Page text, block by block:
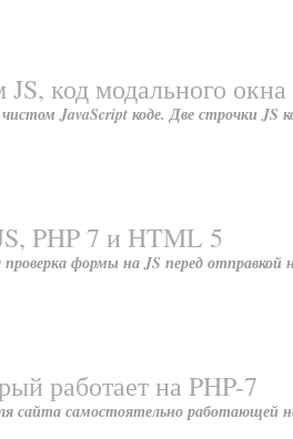
код модального окна
JavaScript коде. Две строчки JS
PHP 7 и HTML 5
формы на JS перед отправкой
работает на PHP-7
сайта самостоятельно работающей